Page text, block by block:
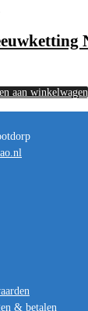
aan winkelwagen
& betalen